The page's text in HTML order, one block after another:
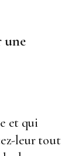
une
et qui
leur tout